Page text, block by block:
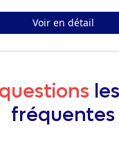
Voir en détail
questions
fréquentes